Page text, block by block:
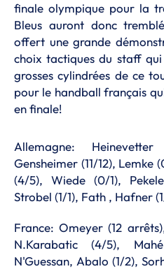
finale olympique pour la
Bleus auront donc
offert une grande
choix tactiques du staff
grosses cylindrées de ce
pour le handball français
en finale!
Allemagne:
Gensheimer (11/12), Lemke
(4/5), Wiede (0/1),
Strobel (1/1), Fath , Hafner
France: Omeyer (12
N.Karabatic (4/5),
N'Guessan, Abalo (1/2),